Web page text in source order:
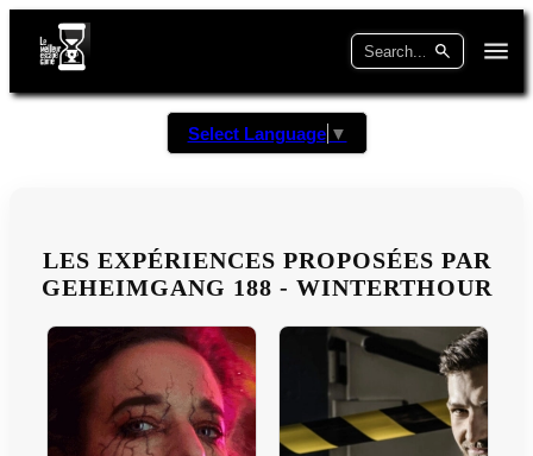
Select Language ▼
LES EXPÉRIENCES PROPOSÉES PAR
GEHEIMGANG 188 - WINTERTHOUR